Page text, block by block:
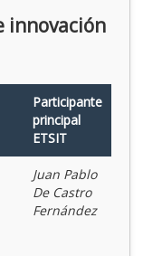
innovación
Participante
principal
ETSIT
Juan Pablo
De Castro
Fernández